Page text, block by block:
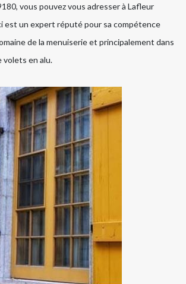
vous pouvez vous adresser à Lafleur
est un expert réputé pour sa compétence
de la menuiserie et principalement dans
volets en alu.